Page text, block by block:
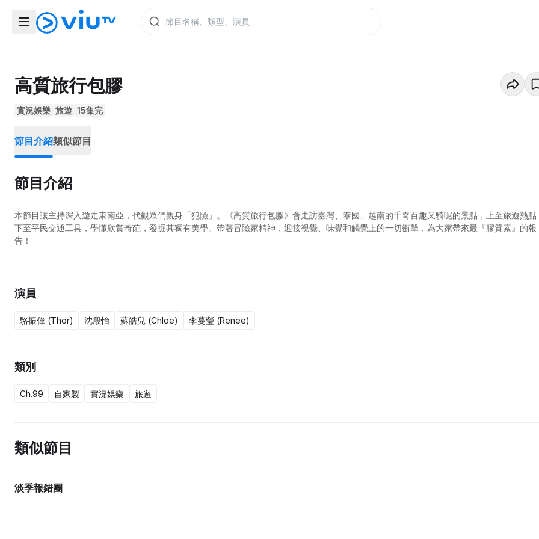
高質旅行包膠
實況娛樂 旅遊 15集完
節目介紹類似節目
節目介紹
本節目讓主持深入遊走東南亞，代觀眾們親身「犯險」。《高質旅行包膠》會走訪臺灣、泰國、越南的千奇百趣又騎呢的景點，上至旅遊熱點
下至平民交通工具，學懂欣賞奇葩，發掘其獨有美學。帶著冒險家精神，迎接視覺、味覺和觸覺上的一切衝擊，為大家帶來最『膠質素』的報
告！
演員
駱振偉 (Thor) 沈殷怡 蘇皓兒 (Chloe) 李蔓瑩 (Renee)
類別
Ch.99 自家製 實況娛樂 旅遊
類似節目
淡季報錯團